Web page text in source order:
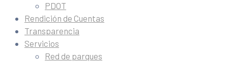
PDOT
Rendición de Cuentas
Transparencia
Servicios
Red de parques